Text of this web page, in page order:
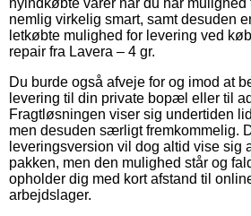
nemlig virkelig smart, samt desuden
letkøbte mulighed for levering ved
repair fra Lavera – 4 gr.
Du burde også afveje for og imod at
levering til din private bopæl eller til
Fragtløsningen viser sig undertiden
men desuden særligt fremkommelig.
leveringsversion vil dog altid vise sig
pakken, men den mulighed står og
opholder dig med kort afstand til
arbejdslager.